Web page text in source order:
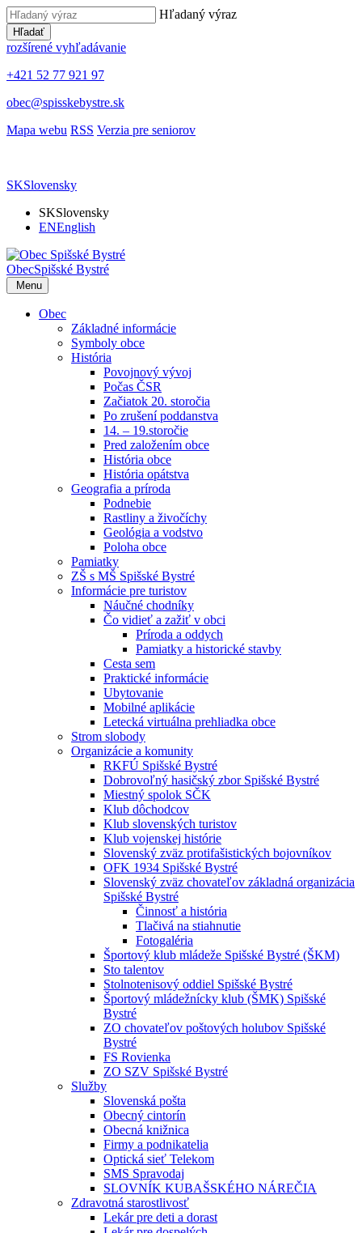
Hľadaný výraz
Hľadať
rozšírené vyhľadávanie
+421 52 77 921 97
obec@spisskebystre.sk
Mapa webu RSS Verzia pre seniorov
SKSlovensky
SKSlovensky
ENEnglish
ObecSpišské Bystré
Menu
Obec
Základné informácie
Symboly obce
História
Povojnový vývoj
Počas ČSR
Začiatok 20. storočia
Po zrušení poddanstva
14. – 19.storočie
Pred založením obce
História obce
História opátstva
Geografia a príroda
Podnebie
Rastliny a živočíchy
Geológia a vodstvo
Poloha obce
Pamiatky
ZŠ s MŠ Spišské Bystré
Informácie pre turistov
Náučné chodníky
Čo vidieť a zažiť v obci
Príroda a oddych
Pamiatky a historické stavby
Cesta sem
Praktické informácie
Ubytovanie
Mobilné aplikácie
Letecká virtuálna prehliadka obce
Strom slobody
Organizácie a komunity
RKFÚ Spišské Bystré
Dobrovoľný hasičský zbor Spišské Bystré
Miestný spolok SČK
Klub dôchodcov
Klub slovenských turistov
Klub vojenskej histórie
Slovenský zväz protifašistických bojovníkov
OFK 1934 Spišské Bystré
Slovenský zväz chovateľov základná organizácia
Spišské Bystré
Činnosť a história
Tlačivá na stiahnutie
Fotogaléria
Športový klub mládeže Spišské Bystré (ŠKM)
Sto talentov
Stolnotenisový oddiel Spišské Bystré
Športový mládežnícky klub (ŠMK) Spišské
Bystré
ZO chovateľov poštových holubov Spišské
Bystré
FS Rovienka
ZO SZV Spišské Bystré
Služby
Slovenská pošta
Obecný cintorín
Obecná knižnica
Firmy a podnikatelia
Optická sieť Telekom
SMS Spravodaj
SLOVNÍK KUBAŠSKÉHO NÁREČIA
Zdravotná starostlivosť
Lekár pre deti a dorast